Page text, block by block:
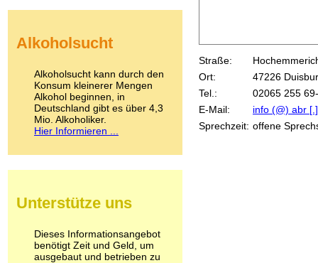
Straße:
Ort:
47226
Tel.:
02065 255
E-Mail:
info (@) abr
Sprechzeit: offene
Kokain
LSD
Marihuana
Medikamente
Meskalin
Metamphetamin
Methadon
Pilze
Psychopharmaka
Schlafmittel
Schmerzmittel
Alkoholsucht
Alkoholsucht kann durch den
Konsum kleinerer Mengen
Alkohol beginnen, in
Deutschland gibt es über 4,3
Mio. Alkoholiker.
Hier Informieren ...
Unterstütze uns
Dieses Informationsangebot
benötigt Zeit und Geld, um
ausgebaut und betrieben zu